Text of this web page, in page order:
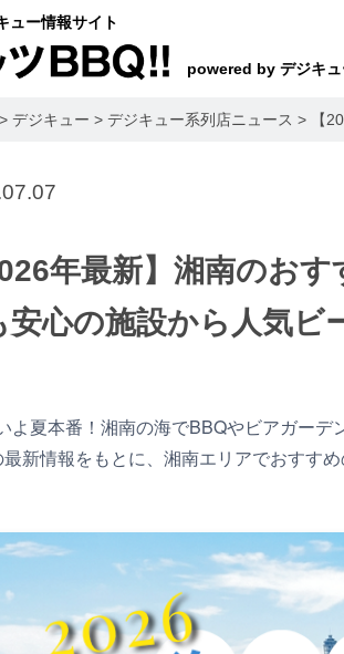
ュー情報サイト
powered by デジキュ
> デジキュー > デジキュー系列店ニュース > 【
年最新】湘南のお
安心の施設から人気ビ
よ夏本番！湘南の海でBBQやビアガー
新情報をもとに、湘南エリアでおすす